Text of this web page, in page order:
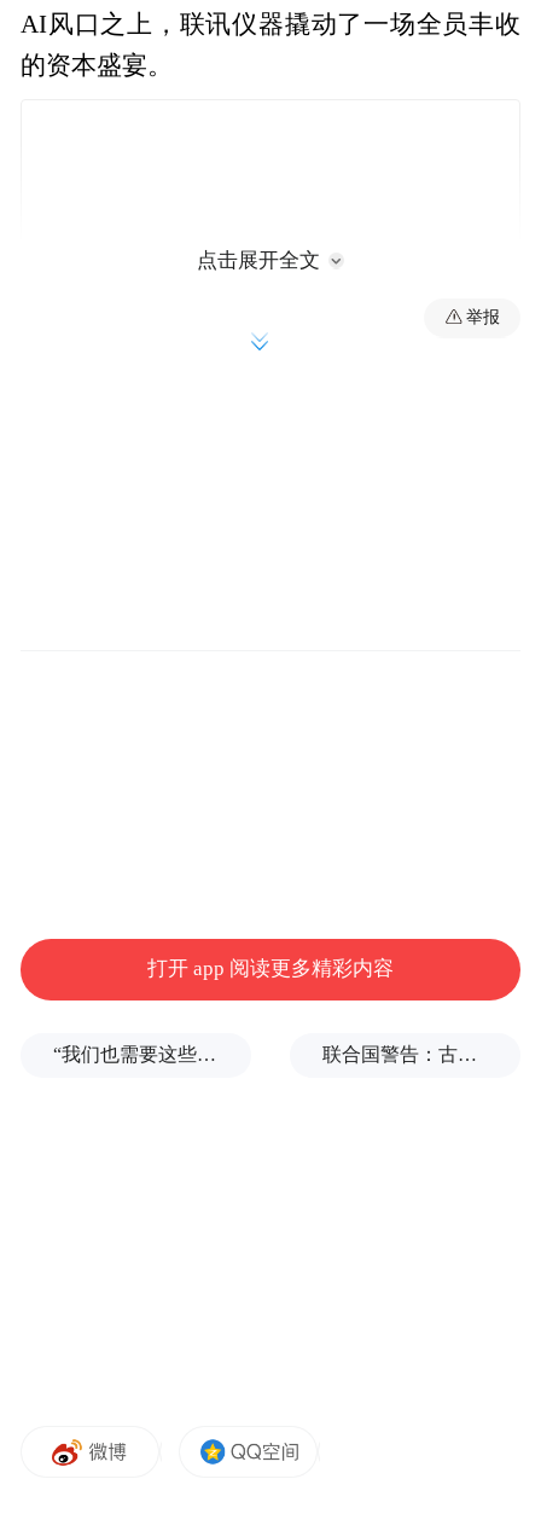
AI风口之上，联讯仪器撬动了一场全员丰收
的资本盛宴。
收盘价较发行价涨幅高达25.2倍，盘中最高
价对应的涨幅更是逼近28倍。截至6月5日收
盘，公司总市值达到2202亿元。
点击展开全文
举报
打开 app 阅读更多精彩内容
“我们也需要这些导弹啊”，特朗普公开拒绝泽连斯基！ 联合国警告：古巴或变成沉默的加沙